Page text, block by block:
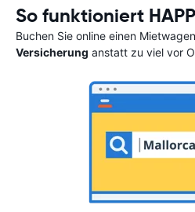
So funktioniert
Buchen Sie online einen
Versicherung anstatt zu viel vor